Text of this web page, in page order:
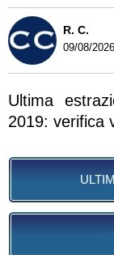
R. C.
09/08/2026
Ultima
2019: verifica